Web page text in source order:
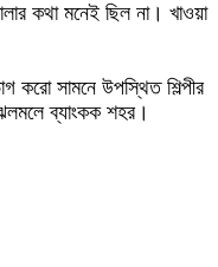
কথা মনেই ছিল না। খাওয়া
সামনে উপস্থিত শিল্পীর
ব্যাংকক শহর।